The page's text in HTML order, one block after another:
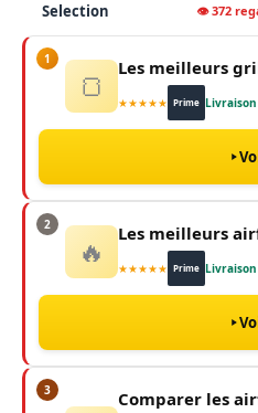
Selection 👁 372
1
🍞 Les meilleurs
★★★★★ Prime
2
🔥 Les meilleurs
★★★★★ Prime
3
Comparer les